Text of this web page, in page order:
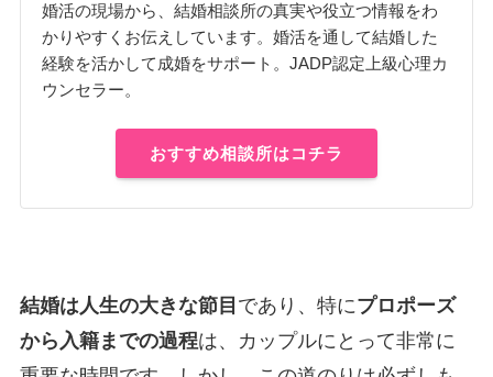
婚活の現場から、結婚相談所の真実や役立つ情報をわ
かりやすくお伝えしています。婚活を通して結婚した
経験を活かして成婚をサポート。JADP認定上級心理カ
ウンセラー。
おすすめ相談所はコチラ
結婚は人生の大きな節目 であり、特にプロポーズ
から入籍までの過程は、カップルにとって非常に